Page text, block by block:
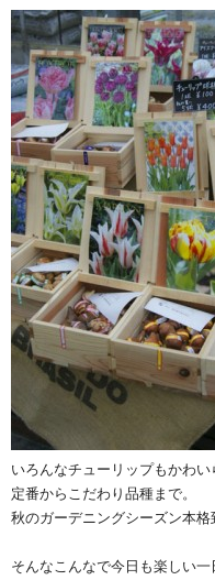
いろんなチューリップもかわ
定番からこだわり品種まで。
秋のガーデニングシーズン本格
そんなこんなで今日も楽しい一